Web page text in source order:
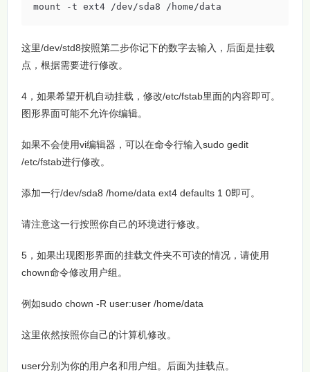
mount -t ext4 /dev/sda8 /home/data
这里/dev/std8按照第二步你记下的数字去输入，后面是挂载
点，根据需要进行修改。
4，如果希望开机自动挂载，修改/etc/fstab里面的内容即可。
图形界面可能不允许你编辑。
如果不会使用vi编辑器，可以在命令行输入sudo gedit
/etc/fstab进行修改。
添加一行/dev/sda8 /home/data ext4 defaults 1 0即可。
请注意这一行按照你自己的环境进行修改。
5，如果出现图形界面的挂载文件夹不可读的情况，请使用
chown命令修改用户组。
例如sudo chown -R user:user /home/data
这里依然按照你自己的计算机修改。
user分别为你的用户名和用户组。后面为挂载点。